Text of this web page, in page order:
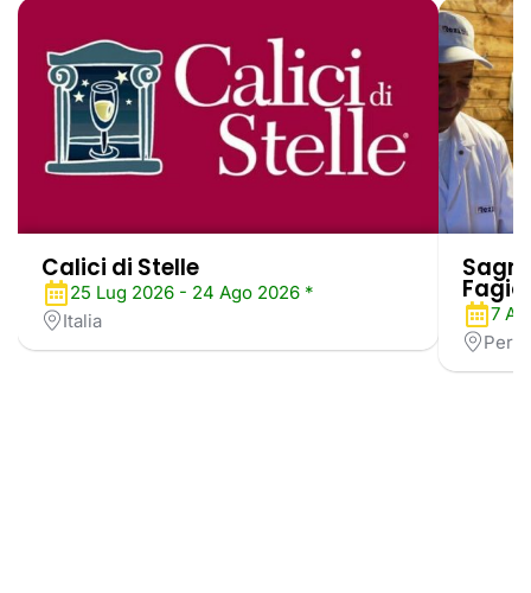
Calici di Stelle
25 Lug 2026 - 24 Ago 2026 *
Italia
7